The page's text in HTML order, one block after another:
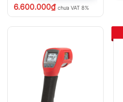
6.600.000₫ chưa VAT 8%